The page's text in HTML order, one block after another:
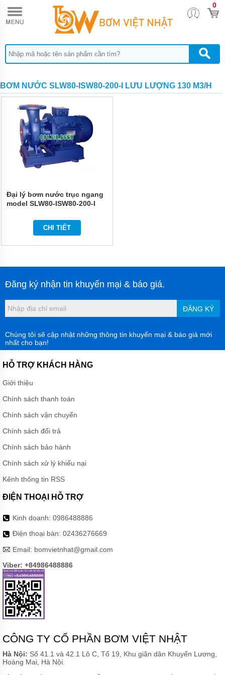
0
TRANG
CHỦ
BƠM
HÓA
CHẤT
ĐỊNH
LƯỢNG
CHẤT
BƠM
CHẤT
THÙNG
PHUY
KHÍ
CHẤT
BƠM
RĂNG
THỦY
BƠM
TRUYỀN
NHIỆT
BƠM
CHÌM
THẢI
MÁY
HÓA
MÁY
BƠM
NƯỚC
MÁY
KHÍ
PHỤ
KIỆN
BƠM
MÁY
CÔNG
NGHIỆP
GIỚI
THIỆU
SẢN
PHẨM
LIÊN
HỆ
BƠM NƯỚC SLW80-ISW80-200-I LƯU LƯỢNG 130 M3/H
Đại lý bơm nước trục ngang
model SLW80-ISW80-200-I
CHI TIẾT
Đăng ký nhận tin khuyến mại & báo giá.
ĐĂNG KÝ
Chúng tôi sẽ cập nhật những thông tin khuyến mại & báo giá mới
nhất cho bạn!
HỖ TRỢ KHÁCH HÀNG
Giới thiệu
Chính sách thanh toán
Chính sách vận chuyển
Chính sách đổi trả
Chính sách bảo hành
Chính sách xử lý khiếu nại
Kênh thông tin RSS
ĐIỆN THOẠI HỖ TRỢ
Kinh doanh: 0986488886
Điện thoại bàn: 02436276669
Email: bomvietnhat@gmail.com
Viber: +84986488886
CÔNG TY CỔ PHẦN BƠM VIỆT NHẬT
Hà Nội: Số 41.1 và 42.1 Lô C, Tổ 19, Khu giãn dân Khuyến Lương,
Hoàng Mai, Hà Nội.